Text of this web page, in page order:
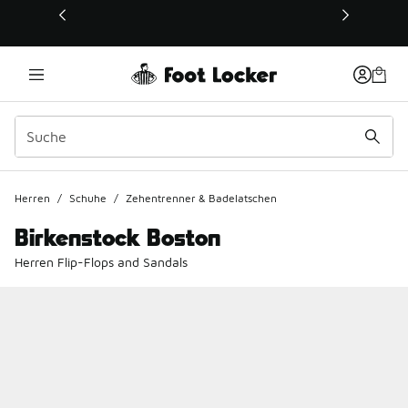
Dieser Link öffnet sich in einem neuen Fenster
Herren / Schuhe / Zehentrenner & Badelatschen
Birkenstock Boston
Herren Flip-Flops and Sandals